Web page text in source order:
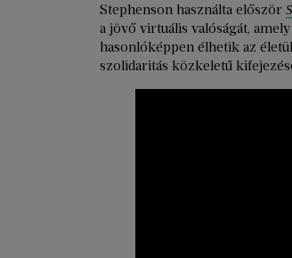
Stephenson használta először
a jövő virtuális valóságát,
hasonlóképpen élhetik az
szolidaritás közkeletű